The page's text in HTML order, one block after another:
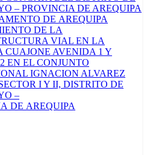
– PROVINCIA DE AREQUIPA
DE AREQUIPA
DE LA
VIAL EN LA
CUAJONE AVENIDA 1 Y
EN EL CONJUNTO
IGNACION ALVAREZ
I Y II, DISTRITO DE
–
DE AREQUIPA